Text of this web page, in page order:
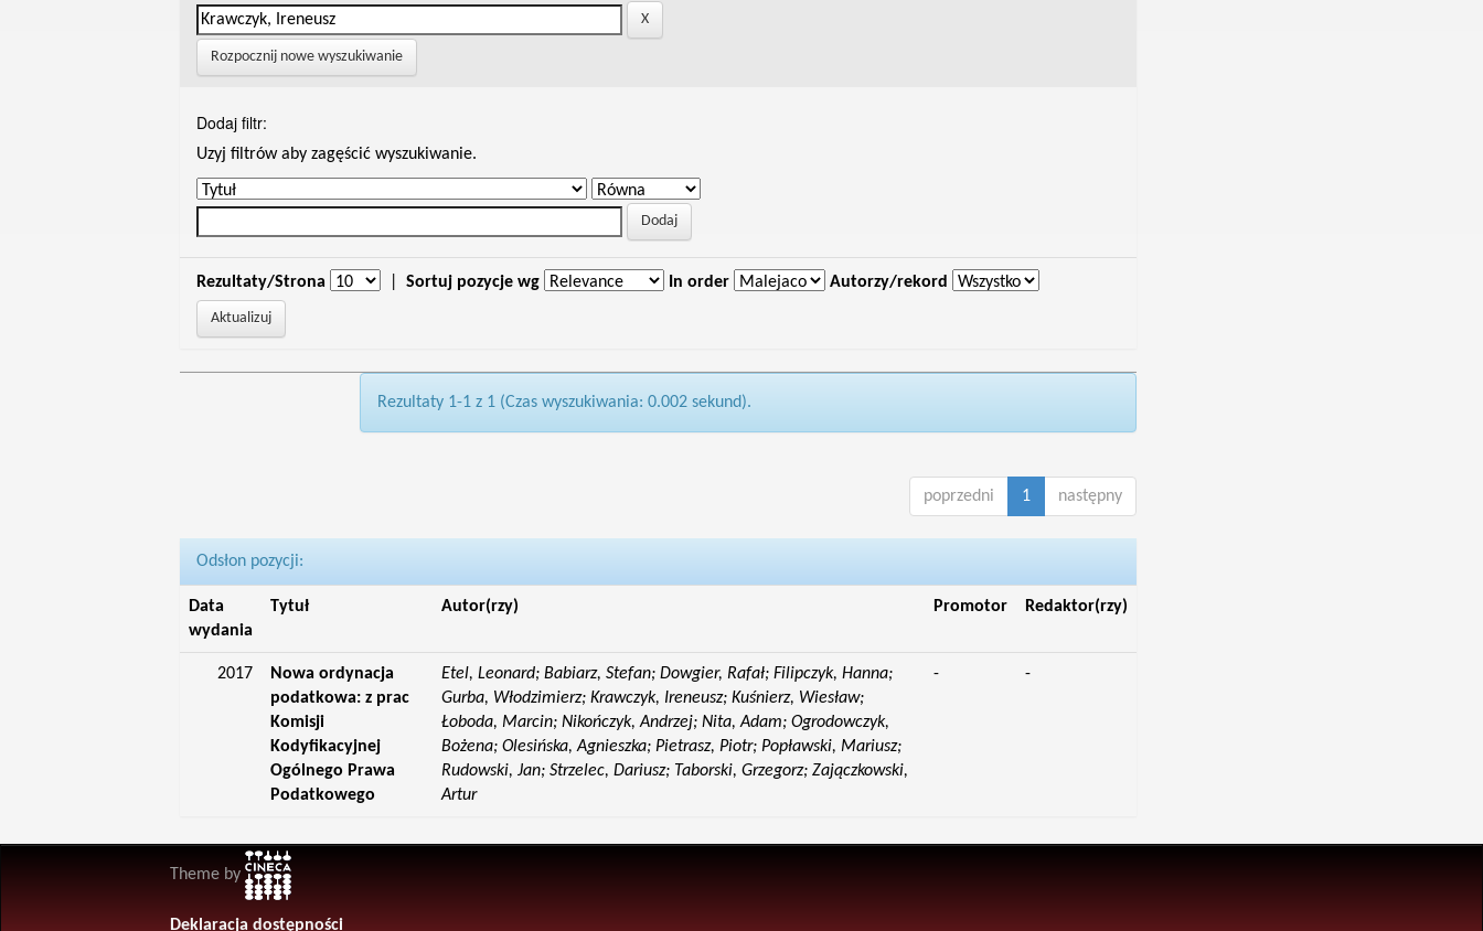
Rozpocznij nowe wyszukiwanie
Dodaj filtr:
Uzyj filtrów aby zagęścić wyszukiwanie.
Rezultaty/Strona Sortuj pozycje wg In order Autorzy/rekord
Rezultaty 1-1 z 1 (Czas wyszukiwania: 0.002 sekund).
poprzedni 1 następny
Odsłon pozycji:
Data
wydania
Tytuł Autor(rzy) Promotor Redaktor(rzy)
2017
Nowa ordynacja
podatkowa: z prac
Komisji
Kodyfikacyjnej
Ogólnego Prawa
Podatkowego
Etel, Leonard; Babiarz, Stefan; Dowgier, Rafał; Filipczyk, Hanna;
Gurba, Włodzimierz; Krawczyk, Ireneusz; Kuśnierz, Wiesław;
Łoboda, Marcin; Nikończyk, Andrzej; Nita, Adam; Ogrodowczyk,
Bożena; Olesińska, Agnieszka; Pietrasz, Piotr; Popławski, Mariusz;
Rudowski, Jan; Strzelec, Dariusz; Taborski, Grzegorz; Zajączkowski,
Artur
- -
Theme by
Deklaracja dostępności